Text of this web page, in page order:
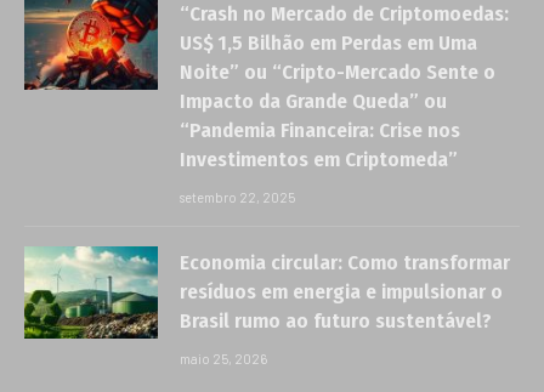
“Crash no Mercado de Criptomoedas:
US$ 1,5 Bilhão em Perdas em Uma
Noite” ou “Cripto-Mercado Sente o
Impacto da Grande Queda” ou
“Pandemia Financeira: Crise nos
Investimentos em Criptomeda”
setembro 22, 2025
Economia circular: Como transformar
resíduos em energia e impulsionar o
Brasil rumo ao futuro sustentável?
maio 25, 2026